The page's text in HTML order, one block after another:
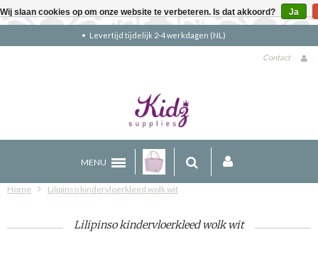
Gratis verzending boven €90 (NL)
Contact
MENU
Home Lilipinso kindervloerkleed wolk wit
Lilipinso kindervloerkleed wolk wit
Wij slaan cookies op om onze website te verbeteren. Is dat akkoord? Ja